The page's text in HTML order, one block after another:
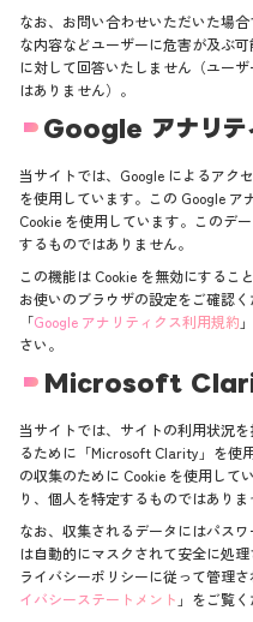
なお、お問い合わせいただいた場
な内容などユーザーに危害が及ぶ
に対して回答いたしません（ユー
はありません）。
Google アナリテ
当サイトでは、Google によるアク
を使用しています。この Google
Cookie を使用しています。このデ
するものではありません。
この機能は Cookie を無効にするこ
お使いのブラウザの設定をご確認
「Google アナリティクス利用規約
さい。
Microsoft
当サイトでは、サイトの利用状況
るために「Microsoft Clarity」を使
の収集のために Cookie を使用して
り、個人を特定するものではありま
なお、収集されるデータにはパス
は自動的にマスクされて安全に処
ライバシーポリシーに従って管理
イバシーステートメント 」をご覧く